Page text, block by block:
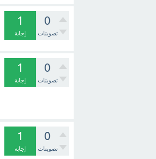
0
تصويتات
1
إجابة
0
تصويتات
1
إجابة
0
تصويتات
1
إجابة